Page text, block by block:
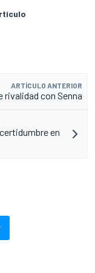
ARTÍCULO ANTERIOR
rivalidad con Senna
en